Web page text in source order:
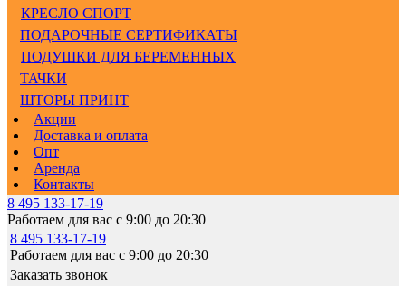
КРЕСЛО СПОРТ
ПОДАРОЧНЫЕ СЕРТИФИКАТЫ
ПОДУШКИ ДЛЯ БЕРЕМЕННЫХ
ТАЧКИ
ШТОРЫ ПРИНТ
Акции
Доставка и оплата
Опт
Аренда
Контакты
8 495 133-17-19
Работаем для вас с 9:00 до 20:30
8 495 133-17-19
Работаем для вас с 9:00 до 20:30
Заказать звонок